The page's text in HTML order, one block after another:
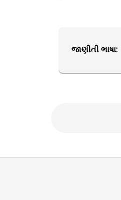
NA
જાણીતી ભાષા: